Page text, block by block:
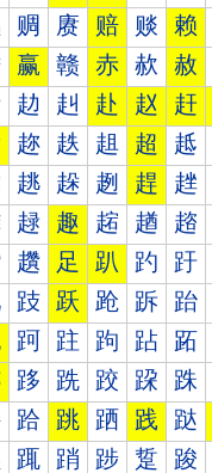
赒 赓 赔 赕 赖
赢 赣 赤 赥 赦
赲 赳 赴 赵 赶
趂 趃 趄 超 趆
趒 趓 趔 趕 趖
趢 趣 趤 趥 趦
趲 足 趴 趵 趶
跂 跃 跄 跅 跆
跒 跓 跔 跕 跖
跢 跣 跤 跥 跦
跲 跳 跴 践 跶
踂 踃 踄 踅 踆